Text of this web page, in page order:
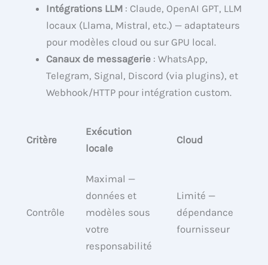
Intégrations LLM : Claude, OpenAI GPT, LLM
locaux (Llama, Mistral, etc.) — adaptateurs
pour modèles cloud ou sur GPU local.
Canaux de messagerie : WhatsApp,
Telegram, Signal, Discord (via plugins), et
Webhook/HTTP pour intégration custom.
Critère
Exécution
locale
Cloud
Contrôle
Maximal —
données et
modèles sous
votre
responsabilité
Limité —
dépendance
fournisseur